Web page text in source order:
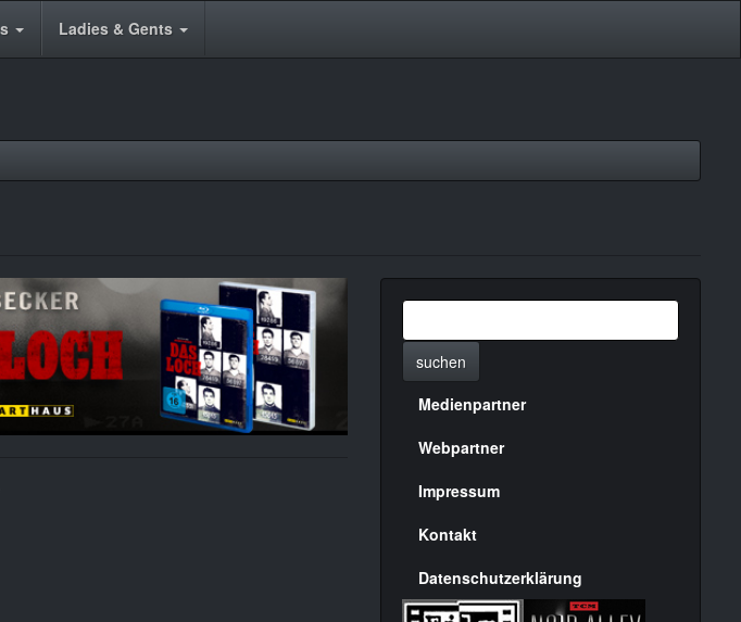
Ladies & Gents
suchen
Menülinks
rechte
Seite
Medienpartner
Webpartner
Impressum
Kontakt
Datenschutzerklärung